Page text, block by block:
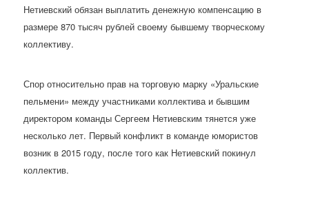
Нетиевский обязан выплатить денежную компенсацию в
размере 870 тысяч рублей своему бывшему творческому
коллективу.
Спор относительно прав на торговую марку «Уральские
пельмени» между участниками коллектива и бывшим
директором команды Сергеем Нетиевским тянется уже
несколько лет. Первый конфликт в команде юмористов
возник в 2015 году, после того как Нетиевский покинул
коллектив.